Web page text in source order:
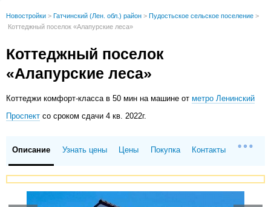
Новостройки > Гатчинский (Лен. обл.) район > Пудостьское сельское поселение >
Коттеджный поселок «Алапурские леса»
Коттеджный поселок
«Алапурские леса»
Коттеджи комфорт-класса в 50 мин на машине отметро Ленинский
Проспект со сроком сдачи 4 кв. 2022г.
Описание Узнать цены Цены Покупка Контакты